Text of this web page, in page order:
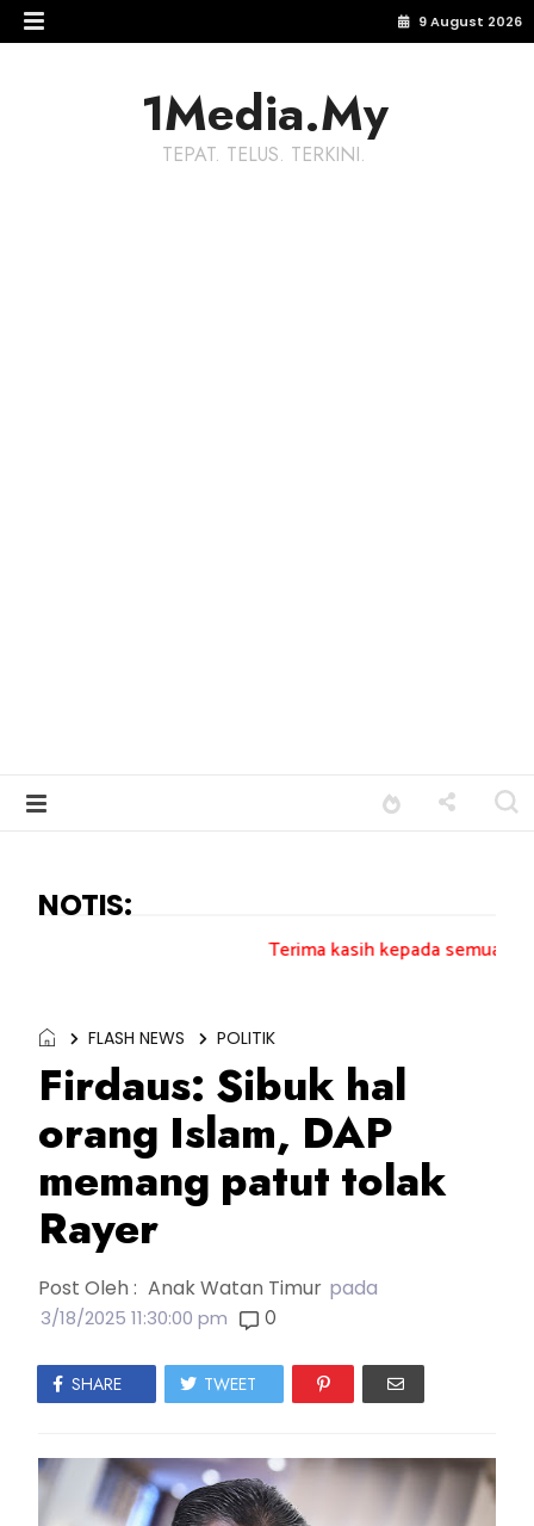
9 August 2026
1Media.My
TEPAT. TELUS. TERKINI.
NOTIS:
Terima kasih kepada semua pengundi.......
FLASH NEWS POLITIK
Firdaus: Sibuk hal
orang Islam, DAP
memang patut tolak
Rayer
Post Oleh : Anak Watan Timur pada
3/18/2025 11:30:00 pm 0
SHARE TWEET